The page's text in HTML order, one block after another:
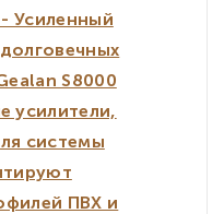
Усиленный
S8000
усилители,
системы
ПВХ и